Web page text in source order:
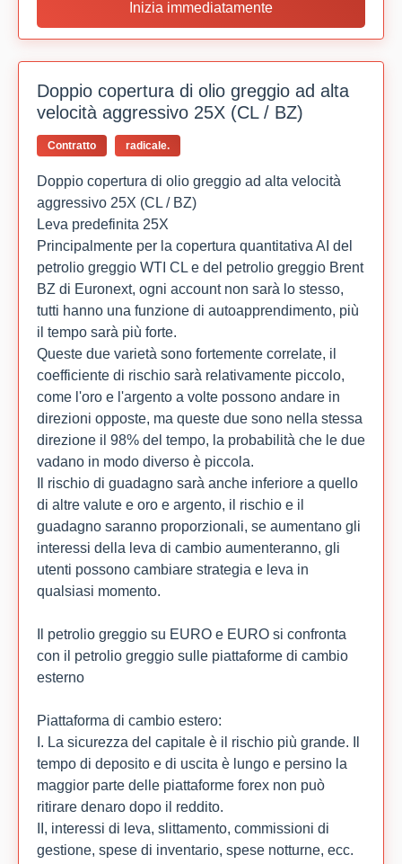
Inizia immediatamente
Doppio copertura di olio greggio ad alta
velocità aggressivo 25X (CL / BZ)
Contratto radicale.
Doppio copertura di olio greggio ad alta velocità
aggressivo 25X (CL / BZ)
Leva predefinita 25X
Principalmente per la copertura quantitativa AI del
petrolio greggio WTI CL e del petrolio greggio Brent
BZ di Euronext, ogni account non sarà lo stesso,
tutti hanno una funzione di autoapprendimento, più
il tempo sarà più forte.
Queste due varietà sono fortemente correlate, il
coefficiente di rischio sarà relativamente piccolo,
come l'oro e l'argento a volte possono andare in
direzioni opposte, ma queste due sono nella stessa
direzione il 98% del tempo, la probabilità che le due
vadano in modo diverso è piccola.
Il rischio di guadagno sarà anche inferiore a quello
di altre valute e oro e argento, il rischio e il
guadagno saranno proporzionali, se aumentano gli
interessi della leva di cambio aumenteranno, gli
utenti possono cambiare strategia e leva in
qualsiasi momento.
Il petrolio greggio su EURO e EURO si confronta
con il petrolio greggio sulle piattaforme di cambio
esterno
Piattaforma di cambio estero:
I. La sicurezza del capitale è il rischio più grande. Il
tempo di deposito e di uscita è lungo e persino la
maggior parte delle piattaforme forex non può
ritirare denaro dopo il reddito.
II, interessi di leva, slittamento, commissioni di
gestione, spese di inventario, spese notturne, ecc.